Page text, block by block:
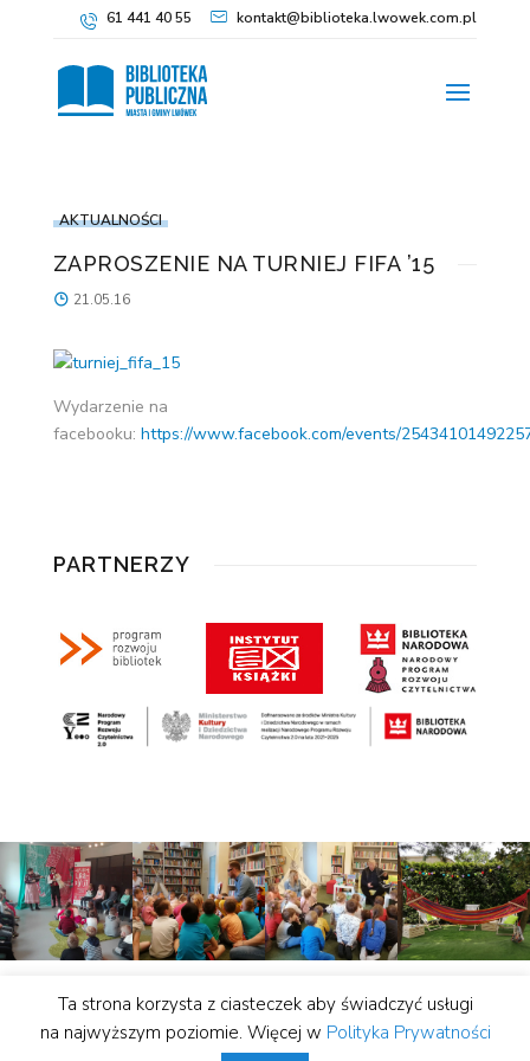
61 441 40 55 kontakt@biblioteka.lwowek.com.pl
AKTUALNOŚCI
ZAPROSZENIE NA TURNIEJ FIFA ’15
21.05.16
Wydarzenie na
facebooku: https://www.facebook.com/events/
PARTNERZY
© Biblioteka Publiczna miasta i gminy Lwówek |
wykonanie:Studio Hello
Ta strona korzysta z ciasteczek aby świadczyć usługi
na najwyższym poziomie. Więcej w Polityka Prywatności